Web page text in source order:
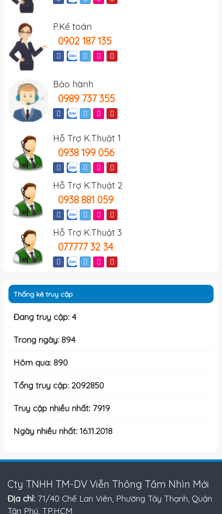
P.Kế toán
0902 187 135
Bảo hành
0989 737 355
Hỗ Trợ K.Thuật 1
0938 199 056
Hỗ Trợ K.Thuật 2
0938 881 059
Hỗ Trợ K.Thuật 3
077777 32 34
Thống kê truy cập
Đang truy cập: 4
Trong ngày: 894
Hôm qua: 890
Tổng truy cập: 2092850
Truy cập nhiều nhất: 7919
Ngày nhiều nhất: 16.11.2018
Cty TNHH TM-DV Viễn Thông Tầm Nhìn Mới
Địa chỉ: 71/40 Chế Lan Viên, Phường Tây Thạnh, Quận
Tân Phú, TP.HCM